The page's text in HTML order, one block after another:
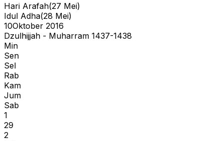
Hari Arafah(27 Mei)
Idul Adha(28 Mei)
10Oktober 2016
Dzulhijjah - Muharram 1437-1438
Min
Sen
Sel
Rab
Kam
Jum
Sab
1
29
2